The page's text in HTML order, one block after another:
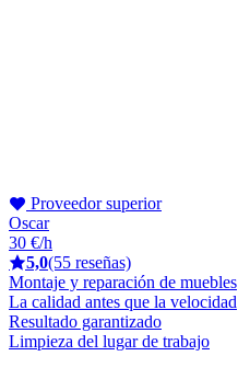
Proveedor superior
Oscar
30 €/h
5,0(55 reseñas)
Montaje y reparación de muebles
La calidad antes que la velocidad
Resultado garantizado
Limpieza del lugar de trabajo